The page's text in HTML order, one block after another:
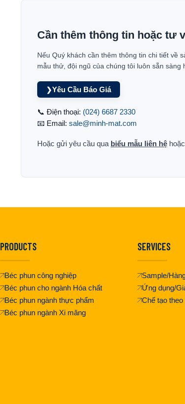
Cần thêm thông tin hoặc tư
Nếu Quý khách cần thêm thông tin chi tiết về
mẫu thử, đội ngũ của chúng tôi luôn sẵn sàng
❯Yêu Cầu Báo Giá
📞 Điện thoại: (024) 6687 2330
📧 Email: sale@minh-mat.com
Hoặc gửi yêu cầu qua biểu mẫu liên hệ
PRODUCTS
Béc phun công nghiệp
Béc phun cho ngành Hóa chất
Béc phun ngành thực phẩm
Béc phun ngành Xi măng
SERVICES
Sample/
Ứng dụng/
Chế tạo